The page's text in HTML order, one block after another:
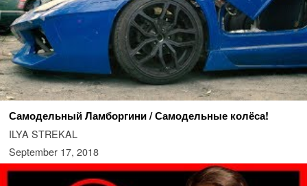
Самодельный Ламборгини / Самодельные колёса!
ILYA STREKAL
September 17, 2018